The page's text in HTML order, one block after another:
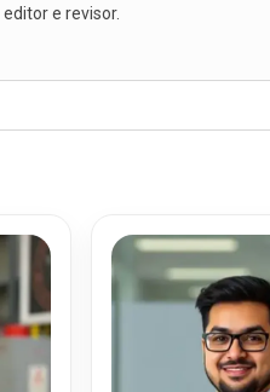
e revisor.